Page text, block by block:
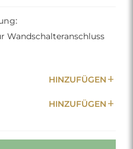
Wandschalteranschluss
HINZUFÜGEN add
HINZUFÜGEN add